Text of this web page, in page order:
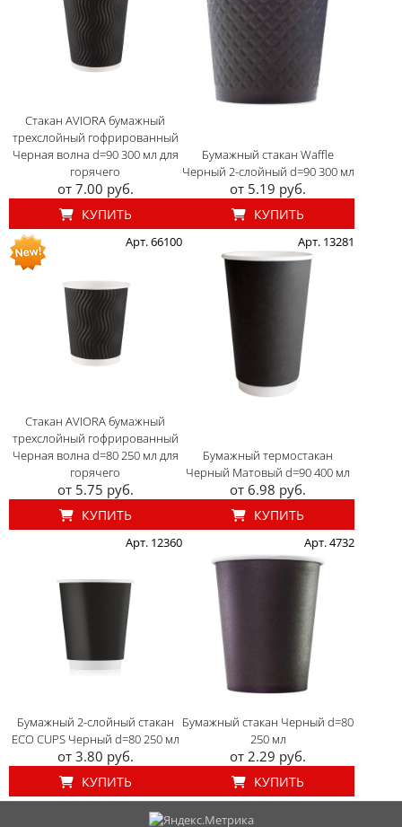
Стакан AVIORA бумажный
трехслойный гофрированный
Черная волна d=90 300 мл для
горячего
от 7.00 руб.
КУПИТЬ
Бумажный стакан Waffle
Черный 2-слойный d=90 300 мл
от 5.19 руб.
КУПИТЬ
Арт. 66100
Стакан AVIORA бумажный
трехслойный гофрированный
Черная волна d=80 250 мл для
горячего
от 5.75 руб.
КУПИТЬ
Арт. 13281
Бумажный термостакан
Черный Матовый d=90 400 мл
от 6.98 руб.
КУПИТЬ
Арт. 12360
Бумажный 2-слойный стакан
ECO CUPS Черный d=80 250 мл
от 3.80 руб.
КУПИТЬ
Арт. 4732
Бумажный стакан Черный d=80
250 мл
от 2.29 руб.
КУПИТЬ